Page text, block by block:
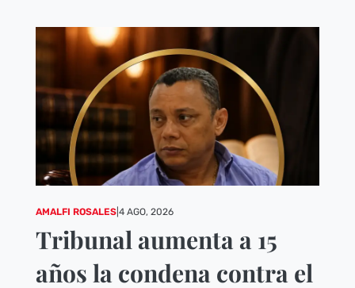
AMALFI ROSALES| 4 AGO, 2026
Tribunal aumenta a 15
años la condena contra el